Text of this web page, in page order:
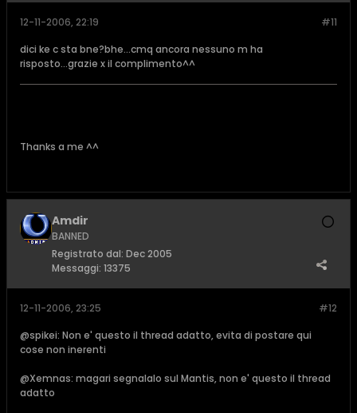
#11
12-11-2006, 22:19
dici ke c sta bne?bhe...cmq ancora nessuno m ha
risposto...grazie x il complimento^^
Thanks a me ^^
Amdir
BANNED
Registrato dal: Dec 2005
Messaggi: 13375
#12
12-11-2006, 23:25
@spikei: Non e' questo il thread adatto, evita di postare qui
cose non inerenti
@Xemnas: magari segnalalo sul Mantis, non e' questo il thread
adatto